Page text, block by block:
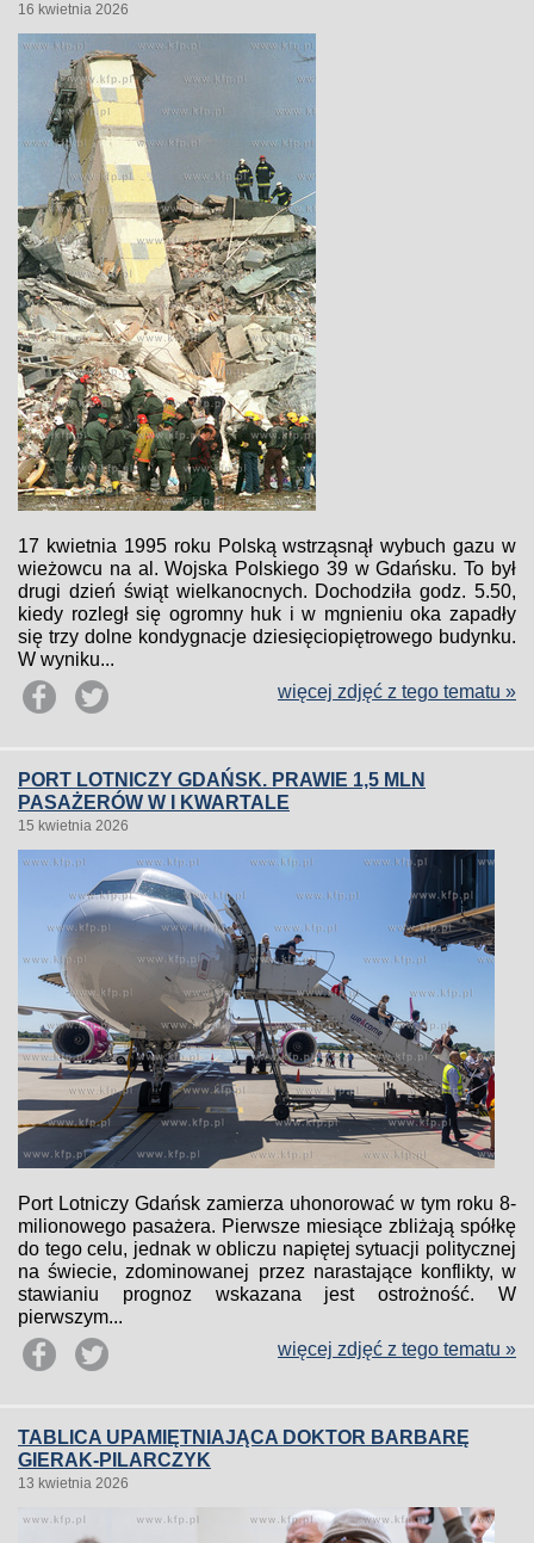
16 kwietnia 2026
17 kwietnia 1995 roku Polską wstrząsnął wybuch gazu w
wieżowcu na al. Wojska Polskiego 39 w Gdańsku. To był
drugi dzień świąt wielkanocnych. Dochodziła godz. 5.50,
kiedy rozległ się ogromny huk i w mgnieniu oka zapadły
się trzy dolne kondygnacje dziesięciopiętrowego budynku.
W wyniku...
więcej zdjęć z tego tematu »
PORT LOTNICZY GDAŃSK. PRAWIE 1,5 MLN
PASAŻERÓW W I KWARTALE
15 kwietnia 2026
Port Lotniczy Gdańsk zamierza uhonorować w tym roku 8-
milionowego pasażera. Pierwsze miesiące zbliżają spółkę
do tego celu, jednak w obliczu napiętej sytuacji politycznej
na świecie, zdominowanej przez narastające konflikty, w
stawianiu prognoz wskazana jest ostrożność. W
pierwszym...
więcej zdjęć z tego tematu »
TABLICA UPAMIĘTNIAJĄCA DOKTOR BARBARĘ
GIERAK-PILARCZYK
13 kwietnia 2026